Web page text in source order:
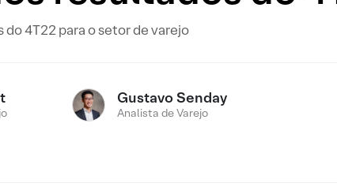
4T22 para o setor de varejo
Gustavo Senday
Analista de Varejo